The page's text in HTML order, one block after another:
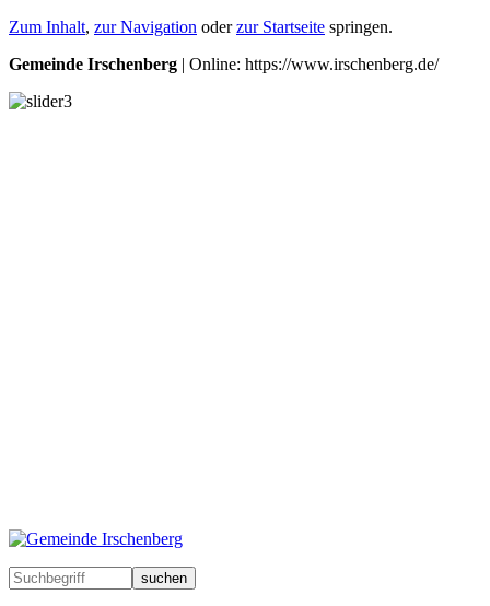
Zum Inhalt, zur Navigation oderzur Startseite springen.
Gemeinde Irschenberg | Online: https://www.irschenberg.de/
suchen